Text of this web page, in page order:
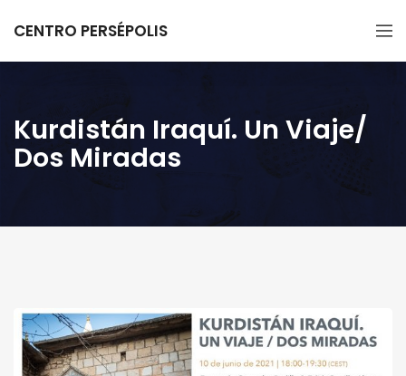
CENTRO PERSÉPOLIS
Kurdistán Iraquí. Un Viaje/
Dos Miradas